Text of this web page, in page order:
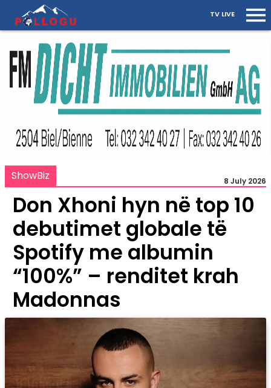
TV LIVE
ShowBiz 8 July 2026
Don Xhoni hyn në top 10
debutimet globale të
Spotify me albumin
“100%” – renditet krah
Madonnas